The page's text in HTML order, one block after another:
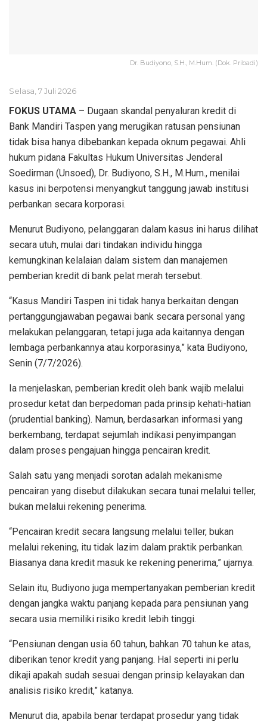
Dr. Budiyono, S.H., M.Hum. (Dok. Pribadi)
Selasa, 7 Juli 2026
FOKUS UTAMA – Dugaan skandal penyaluran kredit di
Bank Mandiri Taspen yang merugikan ratusan pensiunan
tidak bisa hanya dibebankan kepada oknum pegawai. Ahli
hukum pidana Fakultas Hukum Universitas Jenderal
Soedirman (Unsoed), Dr. Budiyono, S.H., M.Hum., menilai
kasus ini berpotensi menyangkut tanggung jawab institusi
perbankan secara korporasi.
Menurut Budiyono, pelanggaran dalam kasus ini harus dilihat
secara utuh, mulai dari tindakan individu hingga
kemungkinan kelalaian dalam sistem dan manajemen
pemberian kredit di bank pelat merah tersebut.
“Kasus Mandiri Taspen ini tidak hanya berkaitan dengan
pertanggungjawaban pegawai bank secara personal yang
melakukan pelanggaran, tetapi juga ada kaitannya dengan
lembaga perbankannya atau korporasinya,” kata Budiyono,
Senin (7/7/2026).
Ia menjelaskan, pemberian kredit oleh bank wajib melalui
prosedur ketat dan berpedoman pada prinsip kehati-hatian
(prudential banking). Namun, berdasarkan informasi yang
berkembang, terdapat sejumlah indikasi penyimpangan
dalam proses pengajuan hingga pencairan kredit.
Salah satu yang menjadi sorotan adalah mekanisme
pencairan yang disebut dilakukan secara tunai melalui teller,
bukan melalui rekening penerima.
“Pencairan kredit secara langsung melalui teller, bukan
melalui rekening, itu tidak lazim dalam praktik perbankan.
Biasanya dana kredit masuk ke rekening penerima,” ujarnya.
Selain itu, Budiyono juga mempertanyakan pemberian kredit
dengan jangka waktu panjang kepada para pensiunan yang
secara usia memiliki risiko kredit lebih tinggi.
“Pensiunan dengan usia 60 tahun, bahkan 70 tahun ke atas,
diberikan tenor kredit yang panjang. Hal seperti ini perlu
dikaji apakah sudah sesuai dengan prinsip kelayakan dan
analisis risiko kredit,” katanya.
Menurut dia, apabila benar terdapat prosedur yang tidak